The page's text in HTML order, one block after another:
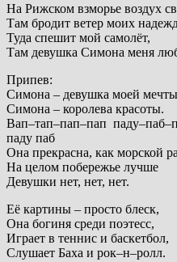
На Рижском взморье воздух
Там бродит ветер моих
Туда спешит мой самолёт,
Там девушка Симона меня
Припев:
Симона – девушка моей
Симона – королева красоты.
Вап–тап–пап–пап
паду паб
Она прекрасна, как морской
На целом побережье лучше
Девушки нет, нет, нет.
Её картины – просто блеск,
Она богиня среди поэтесс,
Играет в теннис и баскетбол,
Слушает Баха и рок–н–ролл.